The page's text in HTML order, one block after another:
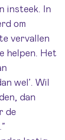
insteek. In
om
vervallen
helpen. Het
wel’. Wil
dan
de